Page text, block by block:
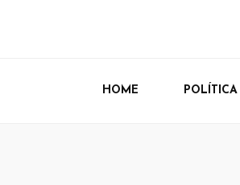
HOME POLÍTICA